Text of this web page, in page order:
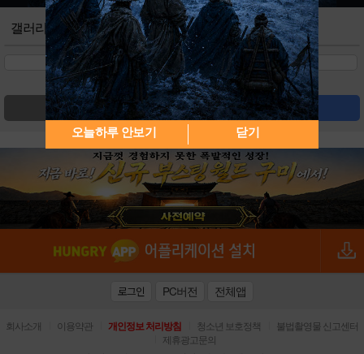
갤러리
검색 글쓰기
오늘하루 안보기 닫기
로그인 PC버전 전체앱
회사소개 이용약관 개인정보 처리방침 청소년 보호정책 불법촬영물 신고센터
제휴광고문의